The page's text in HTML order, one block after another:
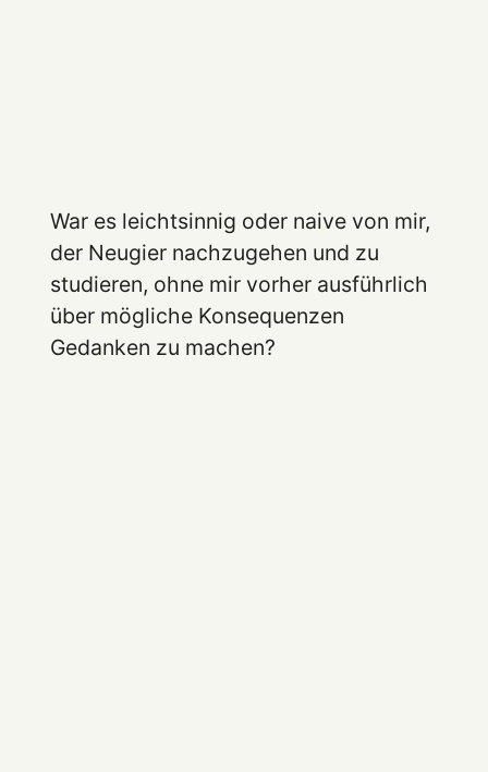
War es leichtsinnig oder naive von mir,
der Neugier nachzugehen und zu
studieren, ohne mir vorher ausführlich
über mögliche Konsequenzen
Gedanken zu machen?